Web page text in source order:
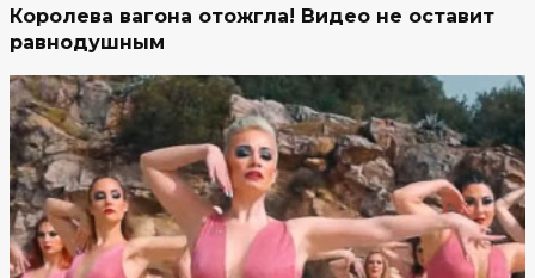
Королева вагона отожгла! Видео не оставит
равнодушным